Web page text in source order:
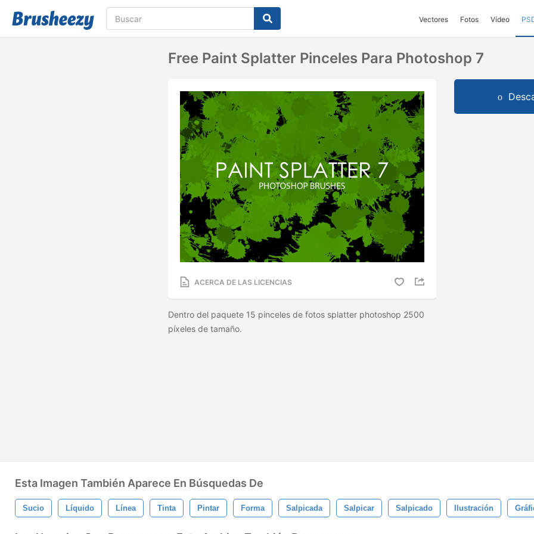
Vectores Fotos Vídeo
Free Paint Splatter Pinceles Para Photoshop 7
ACERCA DE LAS LICENCIAS
Dentro del paquete 15 pinceles de fotos splatter photoshop 2500
píxeles de tamaño.
Esta Imagen También Aparece En Búsquedas De
Sucio Líquido Línea Tinta Pintar Forma Salpicada Salpicar Salpicado Ilustración